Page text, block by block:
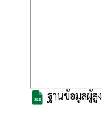
ฐานข้อมูลผู้สู